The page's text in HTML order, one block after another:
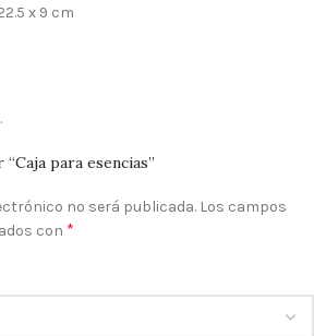
x 9 cm
para esencias”
no será publicada. Los campos
con *